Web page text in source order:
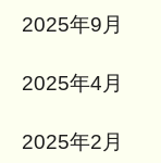
2025年9月
2025年4月
2025年2月